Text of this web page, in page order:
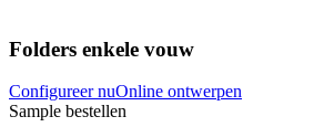
Folders enkele vouw
Configureer nuOnline ontwerpen
Sample bestellen